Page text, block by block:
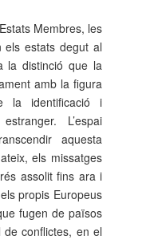
Membres, les
els estats degut al
la distinció que la
amb la figura
la identificació i
L’espai
aquesta
els missatges
assolit fins ara i
propis Europeus
fugen de països
conflictes, en el